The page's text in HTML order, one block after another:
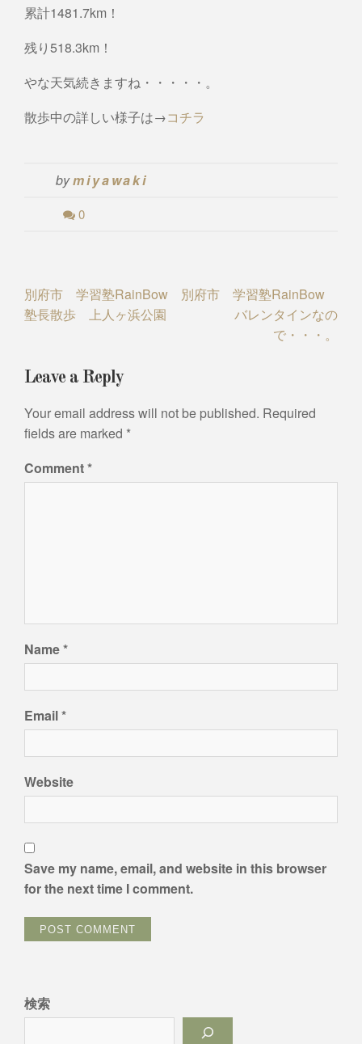
累計1481.7km！
残り518.3km！
やな天気続きますね・・・・・。
散歩中の詳しい様子は→コチラ
bymiyawaki
0
Post
navigation
別府市 学習塾RainBow
塾長散歩 上人ヶ浜公園
別府市 学習塾RainBow
バレンタインなの
で・・・。
Leave a Reply
Your email address will not be published. Required
fields are marked *
Comment*
Name*
Email*
Website
Save my name, email, and website in this browser
for the next time I comment.
検索